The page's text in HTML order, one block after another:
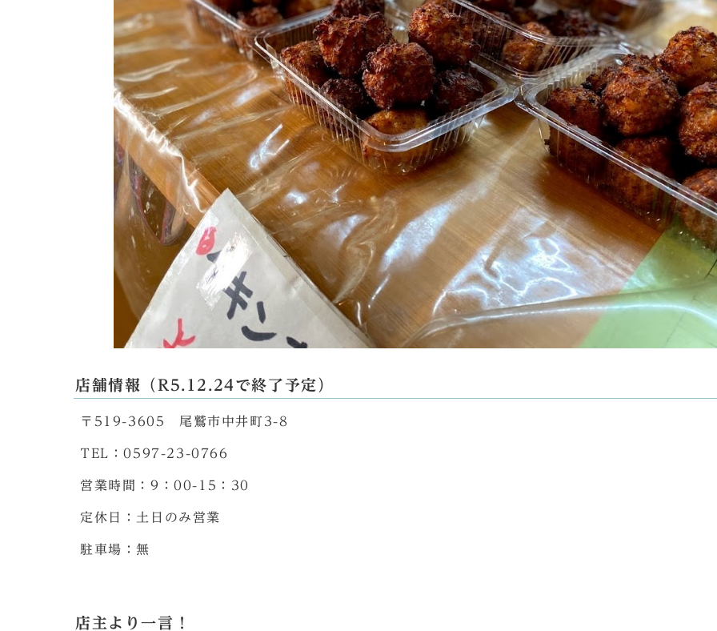
店舗情報（R5.12.24で終了予定）
〒519-3605 尾鷲市中井町3-8
TEL：0597-23-0766
営業時間：9：00-15：30
定休日：土日のみ営業
駐車場：無
店主より一言！